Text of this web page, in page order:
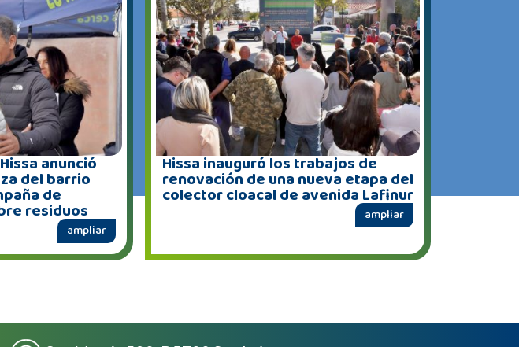
anunció
del barrio
de
residuos
ampliar
Hissa inauguró los trabajos de
renovación de una nueva etapa del
colector cloacal de avenida Lafinur
ampliar